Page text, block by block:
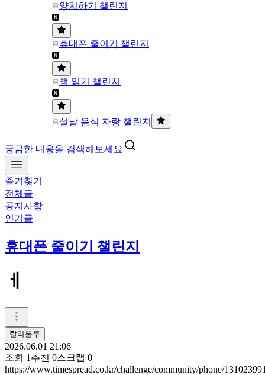
양치하기 챌린지
휴대폰 줄이기 챌린지
책 읽기 챌린지
설날 음식 자랑 챌린지
궁금한 내용을 검색해보세요
즐겨찾기
전체글
공지사항
인기글
휴대폰 줄이기 챌린지
ㅔ
랄라룰루
2026.06.01 21:06
조회 1 추천 0스크랩 0
https://www.timespread.co.kr/challenge/community/phone/